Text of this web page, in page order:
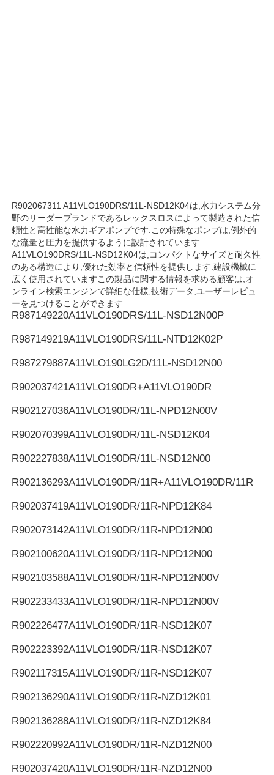
引金 を 求め て ください
Rexrothの油圧ポンプ
Parkerの油圧ポンプ
Vickersの油圧ポンプ
レックスロスのフィルターアクセサリー
YUKEN 水圧バルブ
R902067311 A11VLO190DRS/11L-NSD12K04は,水力システム分
野のリーダーブランドであるレックスロスによって製造された信
頼性と高性能な水力ギアポンプです.この特殊なポンプは,例外的
な流量と圧力を提供するように設計されています
A11VLO190DRS/11L-NSD12K04は,コンパクトなサイズと耐久性
のある構造により,優れた効率と信頼性を提供します.建設機械に
広く使用されていますこの製品に関する情報を求める顧客は,オ
ンライン検索エンジンで詳細な仕様,技術データ,ユーザーレビュ
ーを見つけることができます.
R987149220A11VLO190DRS/11L-NSD12N00P
R987149219A11VLO190DRS/11L-NTD12K02P
R987279887A11VLO190LG2D/11L-NSD12N00
R902037421A11VLO190DR+A11VLO190DR
R902127036A11VLO190DR/11L-NPD12N00V
R902070399A11VLO190DR/11L-NSD12K04
R902227838A11VLO190DR/11L-NSD12N00
R902136293A11VLO190DR/11R+A11VLO190DR/11R
R902037419A11VLO190DR/11R-NPD12K84
R902073142A11VLO190DR/11R-NPD12N00
R902100620A11VLO190DR/11R-NPD12N00
R902103588A11VLO190DR/11R-NPD12N00V
R902233433A11VLO190DR/11R-NPD12N00V
R902226477A11VLO190DR/11R-NSD12K07
R902223392A11VLO190DR/11R-NSD12K07
R902117315A11VLO190DR/11R-NSD12K07
R902136290A11VLO190DR/11R-NZD12K01
R902136288A11VLO190DR/11R-NZD12K84
R902220992A11VLO190DR/11R-NZD12N00
R902037420A11VLO190DR/11R-NZD12N00